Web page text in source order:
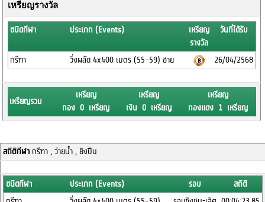
เหรียญรางวัล
ชนิดกีฬา ประเภท (Events)
เหรียญ
รางวัล
วันที่ได้รับ
กรีฑา วิ่งผลัด 4x400 เมตร (55-59) ชาย 26/04/2568
เหรียญรวม
เหรียญ
ทอง 0 เหรียญ
เหรียญ
เงิน 0 เหรียญ
เหรียญ
ทองแดง 1 เหรียญ
สถิติกีฬากรีฑา , ว่ายน้ำ , ยิงปืน
ชนิดกีฬา ประเภท (Events) รอบ
สถิติ